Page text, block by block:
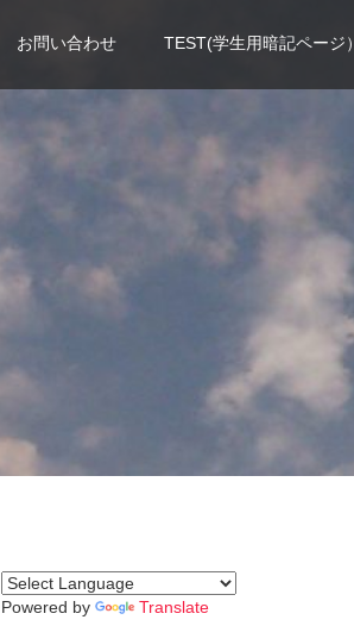
お問い合わせ TEST(学生用暗記ページ）
Powered by Translate